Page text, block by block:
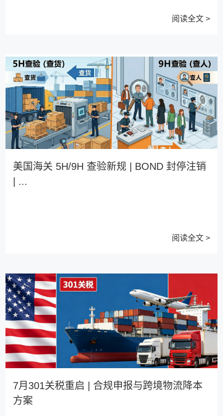
阅读全文 >
美国海关 5H/9H 查验新规 | BOND 封停注销
| ...
阅读全文 >
7月301关税重启 | 合规申报与跨境物流降本
方案